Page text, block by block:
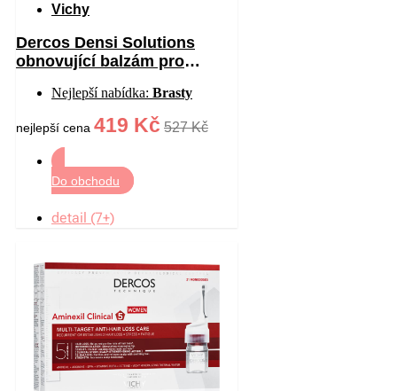
Vichy
Dercos Densi Solutions
obnovující balzám pro
Nejlepší nabídka: Brasty
nejlepší cena 419 Kč 527 Kč
Do obchodu
detail (7+)